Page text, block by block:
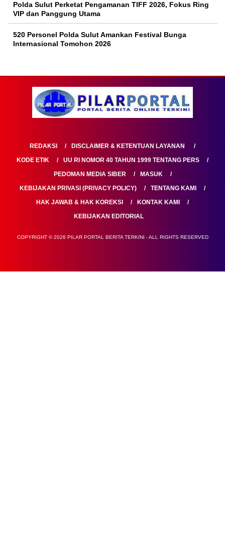
Polda Sulut Perketat Pengamanan TIFF 2026, Fokus Ring
VIP dan Panggung Utama
520 Personel Polda Sulut Amankan Festival Bunga
Internasional Tomohon 2026
REDAKSI
DISCLAIMER & KETENTUAN LAYANAN
KODE ETIK
UU RI NOMOR 40 TAHUN 1999 TENTANG PERS
PEDOMAN MEDIA SIBER
MASUK
KEBIJAKAN PRIVASI (PRIVACY POLICY)
TENTANG KAMI
HAK JAWAB & HAK KOREKSI
KONTAK KAMI
KEBIJAKAN EDITORIAL
COPYRIGHT © 2026 PILAR PORTAL BERITA TERKINI - ALL RIGHTS RESERVED